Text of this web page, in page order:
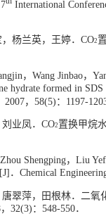
International
杨兰英，王婷． CO2
， Wang Jinbao，
hydrate formed in
2007， 58(5) ： 1197-
业凤． CO2 置换甲烷
Zhou Shengping， Liu
[J] ． Chemical
翠萍，田根林．二
， 32(3) ： 548-550．